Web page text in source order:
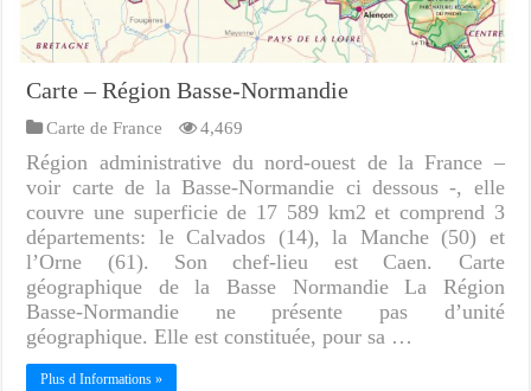
Carte – Région Basse-Normandie
Carte de France 4,469
Région administrative du nord-ouest de la France –
voir carte de la Basse-Normandie ci dessous -, elle
couvre une superficie de 17 589 km2 et comprend 3
départements: le Calvados (14), la Manche (50) et
l’Orne (61). Son chef-lieu est Caen. Carte
géographique de la Basse Normandie La Région
Basse-Normandie ne présente pas d’unité
géographique. Elle est constituée, pour sa …
Plus d Informations »